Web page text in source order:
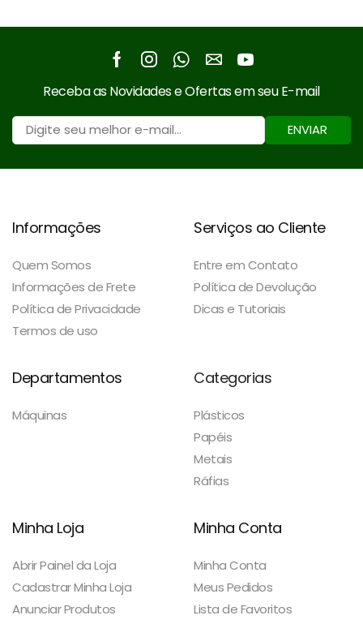
Facebook
Instagram
Whatsapp
EmailYoutube
Receba as Novidades e Ofertas em seu E-mail
ENVIAR
Informações
Quem Somos
Informações de Frete
Política de Privacidade
Termos de uso
Serviços ao Cliente
Entre em Contato
Política de Devolução
Dicas e Tutoriais
Departamentos
Máquinas
Categorias
Plásticos
Papéis
Metais
Ráfias
Minha Loja
Abrir Painel da Loja
Cadastrar Minha Loja
Anunciar Produtos
Minha Conta
Minha Conta
Meus Pedidos
Lista de Favoritos